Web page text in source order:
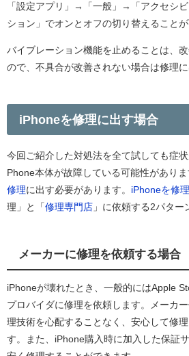
「設定アプリ」→「一般」→「アクセシ
ション」でオンとオフの切り替えることが
バイブレーション機能を止めることは、
ので、不具合が改善されない場合は修理に
iPhoneを修理に出す場合
今回ご紹介した対処法を全て試しても症
Phone本体が故障している可能性がありま
修理に出す必要があります。 iPhoneを修理
理」と「 修理専門店 」に依頼する2パター
メーカーに修理を依頼する場合
iPhoneが壊れたとき、一般的にはApple
プロバイダに修理を依頼します。メーカ
理技術を心配することなく、安心して修
す。また、iPhone購入時に加入した保証